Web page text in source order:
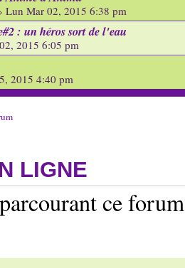
Lun Mar 02, 2015 6:38 pm
: un héros sort de l'eau
2015 6:05 pm
2015 4:40 pm
LIGNE
ce